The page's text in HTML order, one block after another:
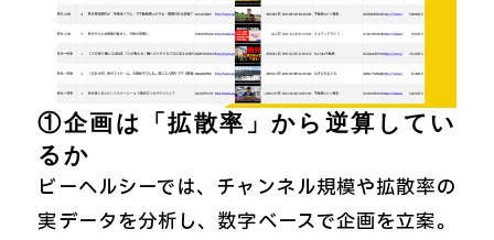
①企画は「拡散率」から逆算してい
るか
ビーヘルシーでは、チャンネル規模や拡散率の
実データを分析し、数字ベースで企画を立案。